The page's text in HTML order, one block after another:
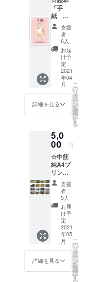
い。掲
示不要
の方
は、そ
の旨ご
記載く
ださい)
・中筋
純作品
「花咲
く街」
シリー
ズより
タ2点
＊備考
欄にて
番号を
ご指定
くださ
い。
「手
紙 お
母さん
へ」 ・
サンク
スメー
ル ・会
場エン
トラン
スにて
ご芳名
掲示(備
考欄に
てご芳
名のお
お知ら
せくだ
さい。
掲示不
要の方
は、そ
の旨ご
記載く
ださい)
浪江町
から富
士市に
避難さ
れてい
る堀川
文夫・
貴子さ
支援
者：
6人
お届
け予
定：
2021
年04
月
詳細を見る
こ
の
リ
タ
ー
ン
を
選
択
す
る
5,0
00 円
☆中筋
純A4プ
リント
作品
「flowe
「Fuku
shima
「Cher
nobyl」
「Gree
n」シ
リーズ
から１
枚 ・中
支援
者：
5人
お届
け予
定：
2021
年05
月
詳細を見る
こ
の
リ
タ
ー
ン
を
選
択
す